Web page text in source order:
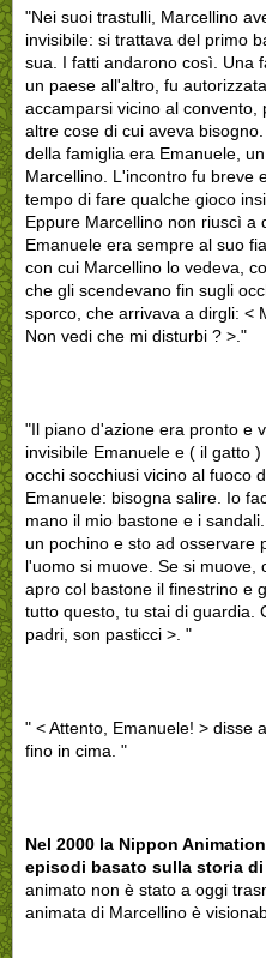
"Nei suoi trastulli, Marcellino
invisibile: si trattava del primo
sua. I fatti andarono così. Una
un paese all'altro, fu
accamparsi vicino al
altre cose di cui aveva
della famiglia era Emanuele,
Marcellino. L'incontro fu breve
tempo di fare qualche gioco
Eppure Marcellino non riuscì a
Emanuele era sempre al suo
con cui Marcellino lo vedeva,
che gli scendevano fin sugli
sporco, che arrivava a dirgli: <
Non vedi che mi disturbi ? >."
"Il piano d'azione era pronto e
invisibile Emanuele e ( il gatto
occhi socchiusi vicino al fuoco
Emanuele: bisogna salire. Io
mano il mio bastone e i
un pochino e sto ad osservare
l'uomo si muove. Se si muove,
apro col bastone il finestrino e
tutto questo, tu stai di guardia.
padri, son pasticci >. "
" < Attento, Emanuele! > disse
fino in cima. "
Nel 2000 la Nippon
episodi basato sulla storia
animato non è stato a oggi
animata di Marcellino è